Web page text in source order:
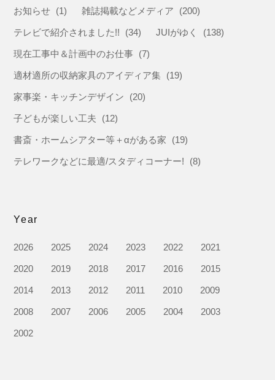
お知らせ (1) 雑誌掲載などメディア (200)
テレビで紹介されました!! (34) JUIがゆく (138)
現在工事中＆計画中のお仕事 (7)
適材適所の収納家具のアイディア集 (19)
家事楽・キッチンデザイン (20)
子どもが楽しい工夫 (12)
書斎・ホームシアター等＋αがある家 (19)
テレワークなどに最適/スタディコーナー! (8)
Year
2026 2025 2024 2023 2022 2021
2020 2019 2018 2017 2016 2015
2014 2013 2012 2011 2010 2009
2008 2007 2006 2005 2004 2003
2002